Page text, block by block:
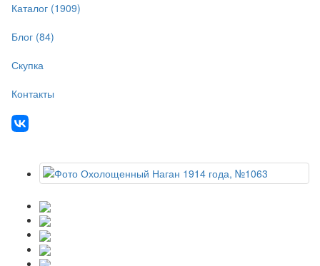
Каталог (1909)
Блог (84)
Скупка
Контакты